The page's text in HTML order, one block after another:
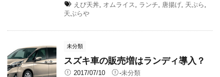
えび天丼 オムライス ランチ 唐揚げ 天ぷら
天ぷらや
未分類
スズキ車の販売増はランディ導入？
2017/07/10 -未分類